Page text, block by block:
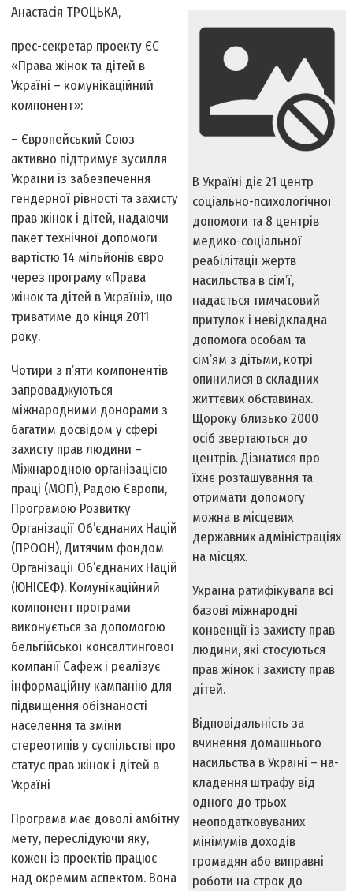
В Україні діє 21 центр
соціально-психологічної
допомоги та 8 центрів
медико-соціальної
реабілітації жертв
насильства в сім’ї,
надається тимчасовий
притулок і невідкладна
допомога особам та
сім’ям з дітьми, котрі
опинилися в складних
життєвих обставинах.
Щороку близько 2000
осіб звертаються до
центрів. Дізнатися про
їхнє розташування та
отримати допомогу
можна в місцевих
державних адміністраціях
на місцях.
Україна ратифікувала всі
базові міжнародні
конвенції із захисту прав
людини, які стосуються
прав жінок і захисту прав
дітей.
Відповідальність за
вчинення домашнього
насильства в Україні – на­
кладення штрафу від
одного до трьох
неоподатковуваних
мінімумів доходів
громадян або виправні
роботи на строк до
Анастасія ТРОЦЬКА,
прес-секретар проекту ЄС
«Права жінок та дітей в
Україні – комунікаційний
компонент»:
– Європейський Союз
активно підтримує зусилля
України із забезпечення
гендерної рівності та захисту
прав жінок і дітей, надаючи
пакет технічної допомоги
вартістю 14 мільйонів євро
через програму «Права
жінок та дітей в Україні», що
триватиме до кінця 2011
року.
Чотири з п’яти компонентів
запроваджуються
міжнародними донорами з
багатим досвідом у сфері
захисту прав людини –
Міжнародною організацією
праці (МОП), Радою Європи,
Програмою Розвитку
Організації Об’єднаних Націй
(ПРООН), Дитячим фондом
Організації Об’єднаних Націй
(ЮНІСЕФ). Комунікаційний
компонент програми
виконується за допомогою
бельгійської консалтингової
компанії Сафеж і реалізує
інформаційну кампанію для
підвищення обізнаності
населення та зміни
стереотипів у суспільстві про
статус прав жінок і дітей в
Україні
Програма має доволі амбітну
мету, переслідуючи яку,
кожен із проектів працює
над окремим аспектом. Вона